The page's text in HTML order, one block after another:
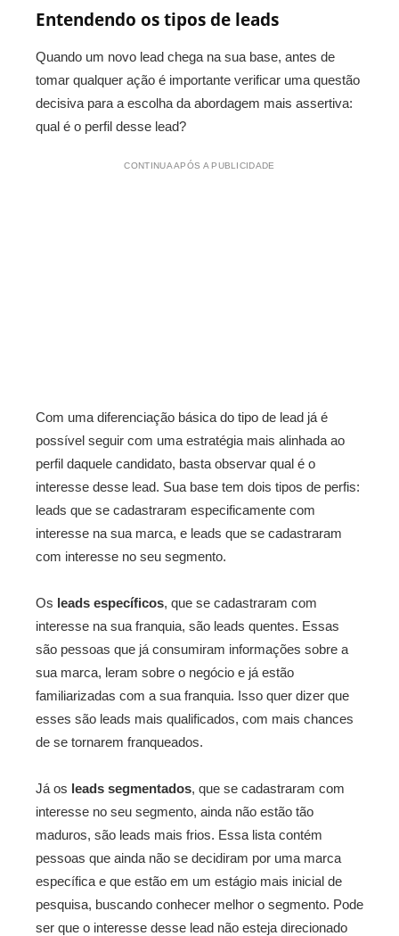
Entendendo os tipos de leads
Quando um novo lead chega na sua base, antes de
tomar qualquer ação é importante verificar uma questão
decisiva para a escolha da abordagem mais assertiva:
qual é o perfil desse lead?
CONTINUA APÓS A PUBLICIDADE
Com uma diferenciação básica do tipo de lead já é
possível seguir com uma estratégia mais alinhada ao
perfil daquele candidato, basta observar qual é o
interesse desse lead. Sua base tem dois tipos de perfis:
leads que se cadastraram especificamente com
interesse na sua marca, e leads que se cadastraram
com interesse no seu segmento.
Os leads específicos, que se cadastraram com
interesse na sua franquia, são leads quentes. Essas
são pessoas que já consumiram informações sobre a
sua marca, leram sobre o negócio e já estão
familiarizadas com a sua franquia. Isso quer dizer que
esses são leads mais qualificados, com mais chances
de se tornarem franqueados.
Já os leads segmentados, que se cadastraram com
interesse no seu segmento, ainda não estão tão
maduros, são leads mais frios. Essa lista contém
pessoas que ainda não se decidiram por uma marca
específica e que estão em um estágio mais inicial de
pesquisa, buscando conhecer melhor o segmento. Pode
ser que o interesse desse lead não esteja direcionado